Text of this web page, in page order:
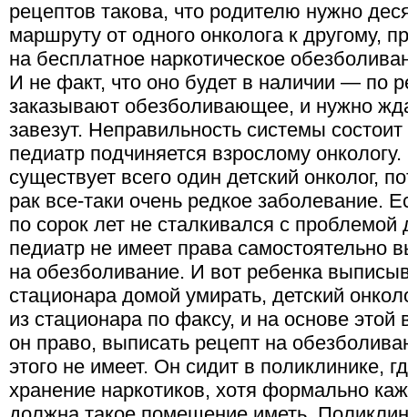
рецептов такова, что родителю нужно
маршруту от одного онколога к другому,
на бесплатное наркотическое
И не факт, что оно будет в наличии — по
заказывают обезболивающее, и нужно
завезут. Неправильность системы
педиатр подчиняется взрослому
существует всего один детский онколог,
рак все-таки очень редкое заболевание.
по сорок лет не сталкивался с проблемой
педиатр не имеет права самостоятельно
на обезболивание. И вот ребенка
стационара домой умирать, детский
из стационара по факсу, и на основе
он право, выписать рецепт на
этого не имеет. Он сидит в поликлинике,
хранение наркотиков, хотя формально